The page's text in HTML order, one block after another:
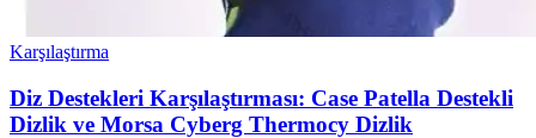
Karşılaştırma
Diz Destekleri Karşılaştırması: Case Patella Destekli
Dizlik ve Morsa Cyberg Thermocy Dizlik